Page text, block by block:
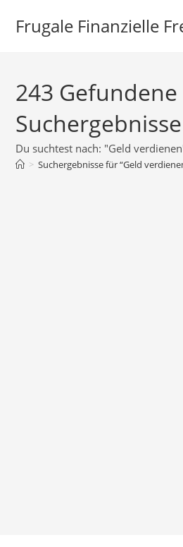
InhaltFrugale Finanzielle
243 Gefundene
Suchergebnisse
Du suchtest nach: "Geld
> Suchergebnisse für“Geld